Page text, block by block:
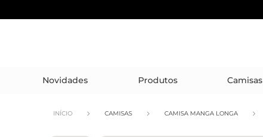
Novidades Produtos Camisas
INÍCIO CAMISAS CAMISA MANGA LONGA